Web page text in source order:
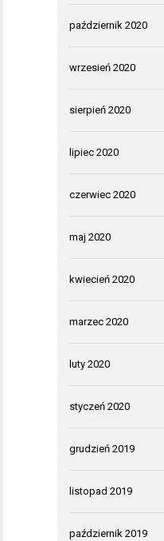
październik 2020
wrzesień 2020
sierpień 2020
lipiec 2020
czerwiec 2020
maj 2020
kwiecień 2020
marzec 2020
luty 2020
styczeń 2020
grudzień 2019
listopad 2019
październik 2019